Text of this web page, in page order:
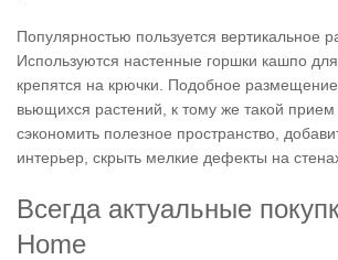
Популярностью пользуется вертикальное
Используются настенные горшки кашпо
крепятся на крючки. Подобное
вьющихся растений, к тому же такой прием
сэкономить полезное пространство,
интерьер, скрыть мелкие дефекты на
Всегда актуальные
Home